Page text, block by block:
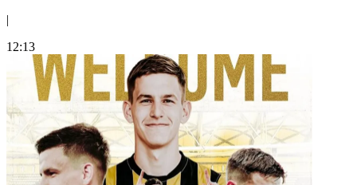
|
12:13